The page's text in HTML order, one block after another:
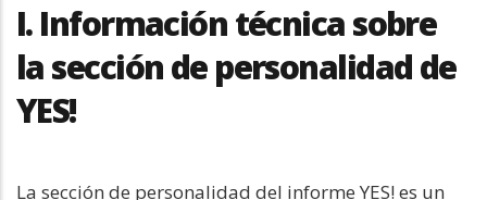
I. Información técnica sobre
la sección de personalidad de
YES!
La sección de personalidad del informe YES! es un